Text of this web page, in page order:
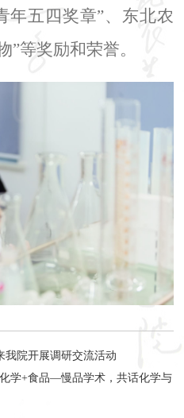
年五四奖章”、东北农
”等奖励和荣誉。
我院开展调研交流活动
学+食品—慢品学术，共话化学与